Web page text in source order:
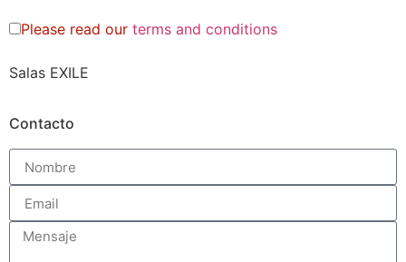
Please read our terms and conditions
Salas EXILE
Contacto